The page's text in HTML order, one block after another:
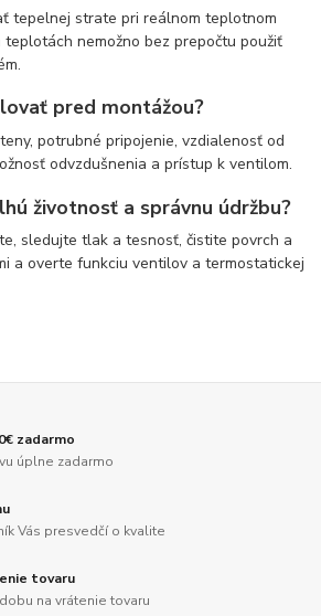
tepelnej strate pri reálnom teplotnom
teplotách nemožno bez prepočtu použiť
pred montážou?
potrubné pripojenie, vzdialenosť od
odvzdušnenia a prístup k ventilom.
životnosť a správnu údržbu?
sledujte tlak a tesnosť, čistite povrch a
a overte funkciu ventilov a termostatickej
zadarmo
úplne zadarmo
Vás presvedčí o kvalite
tovaru
na vrátenie tovaru